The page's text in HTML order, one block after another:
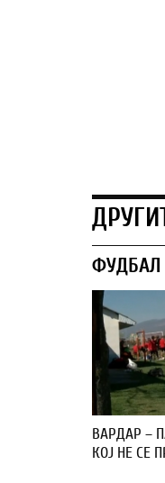
ФУДБАЛ
ВАРДАР –
КОЈ НЕ СЕ